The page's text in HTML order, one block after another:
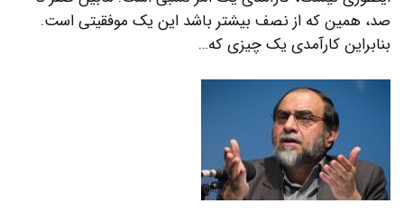
صد، همین که از نصف بیشتر باشد این یک موفقیتی است.
بنابراین کارآمدی یک چیزی که…